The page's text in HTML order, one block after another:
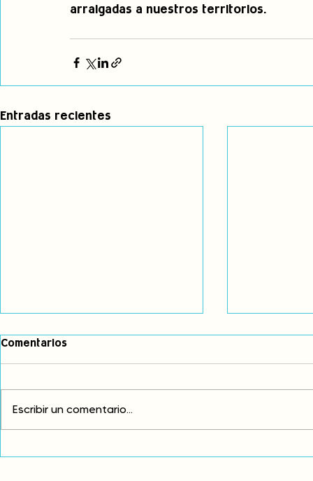
arraigadas a nuestros territorios.
Entradas recientes
Comentarios
Escribir un comentario...